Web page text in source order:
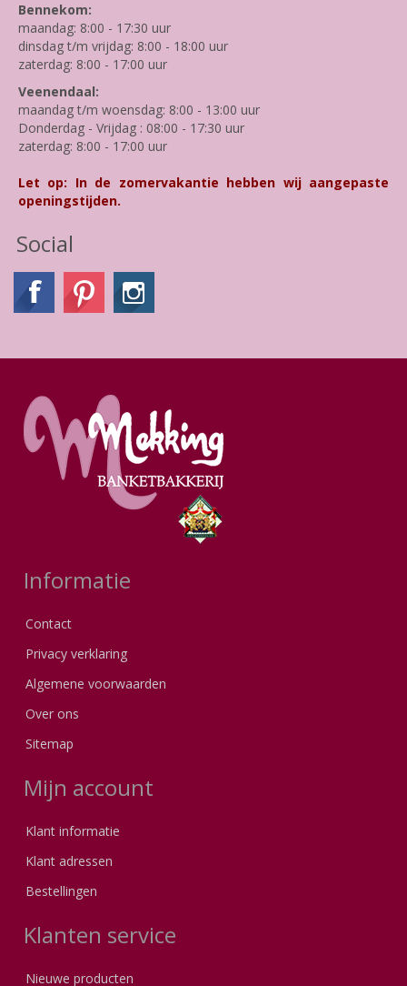
Bennekom:
maandag: 8:00 - 17:30 uur
dinsdag t/m vrijdag: 8:00 - 18:00 uur
zaterdag: 8:00 - 17:00 uur
Veenendaal:
maandag t/m woensdag: 8:00 - 13:00 uur
Donderdag - Vrijdag : 08:00 - 17:30 uur
zaterdag: 8:00 - 17:00 uur
Let op: In de zomervakantie hebben wij aangepaste
openingstijden.
Social
Informatie
Contact
Privacy verklaring
Algemene voorwaarden
Over ons
Sitemap
Mijn account
Klant informatie
Klant adressen
Bestellingen
Klanten service
Nieuwe producten